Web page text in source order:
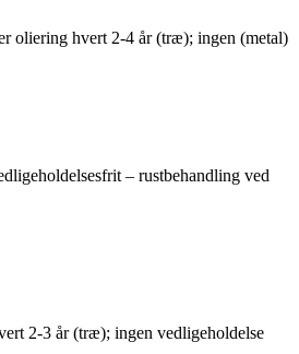
oliering hvert 2-4 år (træ); ingen (metal)
– rustbehandling ved
2-3 år (træ); ingen vedligeholdelse